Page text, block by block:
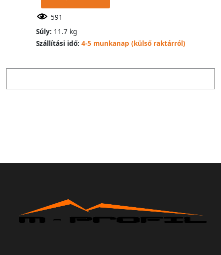
591
Súly: 11.7 kg
Szállítási idő: 4-5 munkanap (külső raktárról)